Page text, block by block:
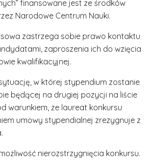
finansowane jest ze środków
Narodowe Centrum Nauki.
zastrzega sobie prawo kontaktu
zaproszenia ich do wzięcia
kwalifikacyjnej.
w której stypendium zostanie
będącej na drugiej pozycji na liście
warunkiem, że laureat konkursu
umowy stypendialnej zrezygnuje z
nierozstrzygnięcia konkursu.